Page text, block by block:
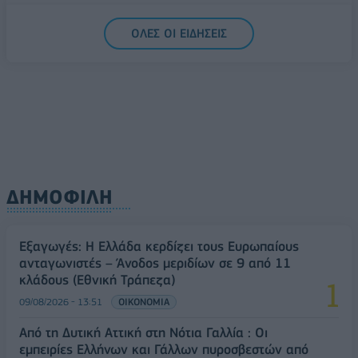
ΟΛΕΣ ΟΙ ΕΙΔΗΣΕΙΣ
ΔΗΜΟΦΙΛΗ
Εξαγωγές: Η Ελλάδα κερδίζει τους Ευρωπαίους
ανταγωνιστές – Άνοδος μεριδίων σε 9 από 11
κλάδους (Εθνική Τράπεζα)
09/08/2026 - 13:51 ΟΙΚΟΝΟΜΙΑ
Από τη Δυτική Αττική στη Νότια Γαλλία : Οι
εμπειρίες Ελλήνων και Γάλλων πυροσβεστών από